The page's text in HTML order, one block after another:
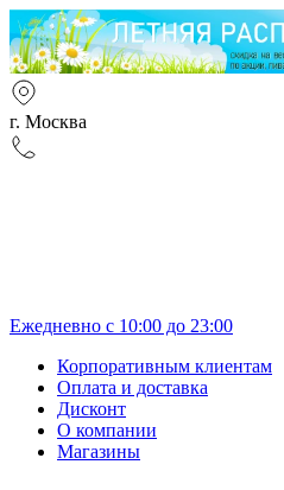
г. Москва
Ежедневно с 10:00 до 23:00
Корпоративным клиентам
Оплата и доставка
Дисконт
О компании
Магазины